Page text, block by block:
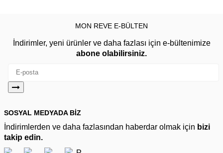
MON REVE E-BÜLTEN
İndirimler, yeni ürünler ve daha fazlası için e-bültenimize
abone olabilirsiniz.
SOSYAL MEDYADA BİZ
İndirimlerden ve daha fazlasından haberdar olmak için bizi
takip edin.